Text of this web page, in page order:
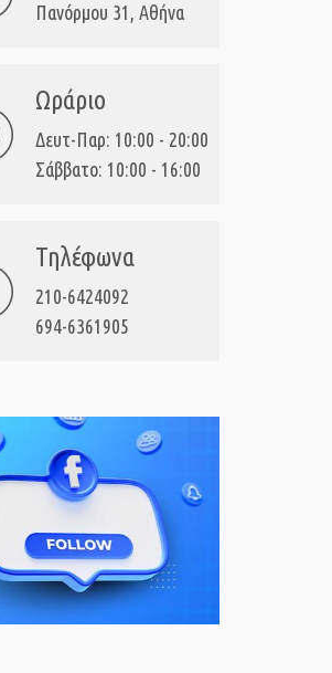
Πανόρμου 31, Αθήνα
Ωράριο
Δευτ-Παρ: 10:00 - 20:00
Σάββατο: 10:00 - 16:00
Τηλέφωνα
210-6424092
694-6361905